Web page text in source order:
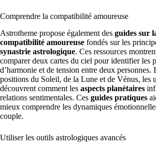
Comprendre la compatibilité amoureuse
Astrotheme propose également des guides sur
compatibilité amoureuse fondés sur les
synastrie astrologique. Ces ressources
comparer deux cartes du ciel pour identifier les
d’harmonie et de tension entre deux personnes.
positions du Soleil, de la Lune et de Vénus, les
découvrent comment les aspects planétaires
relations sentimentales. Ces guides pratiques
mieux comprendre les dynamiques
couple.
Utiliser les outils astrologiques avancés